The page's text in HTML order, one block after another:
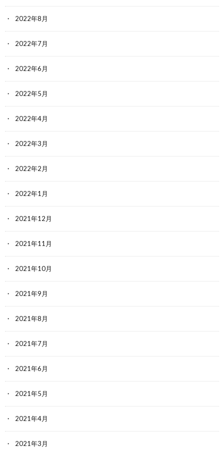
2022年8月
2022年7月
2022年6月
2022年5月
2022年4月
2022年3月
2022年2月
2022年1月
2021年12月
2021年11月
2021年10月
2021年9月
2021年8月
2021年7月
2021年6月
2021年5月
2021年4月
2021年3月